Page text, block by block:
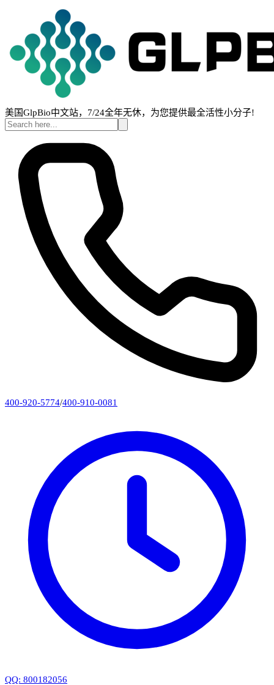
美国GlpBio中文站，7/24全年无休，为您提供最全活性小分子!
400-920-5774/400-910-0081
QQ: 800182056